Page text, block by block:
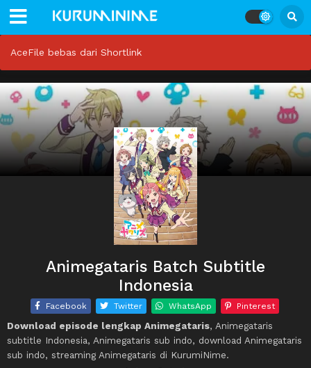
AceFile bebas dari Shortlink
Animegataris Batch Subtitle
Indonesia
Facebook Twitter WhatsApp Pinterest
Download episode lengkap Animegataris, Animegataris
subtitle Indonesia, Animegataris sub indo, download Animegataris
sub indo, streaming Animegataris di KurumiNime.